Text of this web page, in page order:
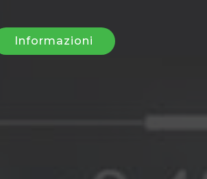
Informazioni